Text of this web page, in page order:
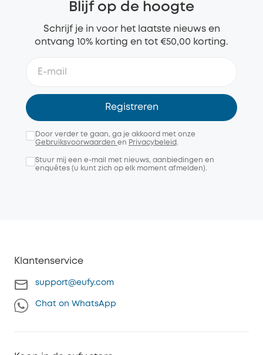
Blijf op de hoogte
Schrijf je in voor het laatste nieuws en
ontvang 10% korting en tot €50,00 korting.
Registreren
Door verder te gaan, ga je akkoord met onze
Gebruiksvoorwaarden en Privacybeleid.
Stuur mij een e-mail met nieuws, aanbiedingen en
enquêtes (u kunt zich op elk moment afmelden).
Klantenservice
support@eufy.com
Chat on WhatsApp